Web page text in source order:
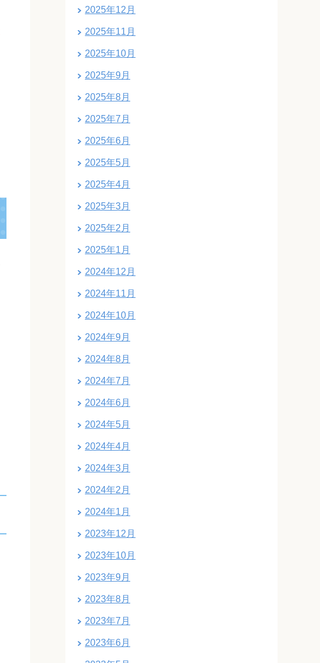
2025年12月
2025年11月
2025年10月
2025年9月
2025年8月
2025年7月
2025年6月
2025年5月
2025年4月
2025年3月
2025年2月
2025年1月
2024年12月
2024年11月
2024年10月
2024年9月
2024年8月
2024年7月
2024年6月
2024年5月
2024年4月
2024年3月
2024年2月
2024年1月
2023年12月
2023年10月
2023年9月
2023年8月
2023年7月
2023年6月